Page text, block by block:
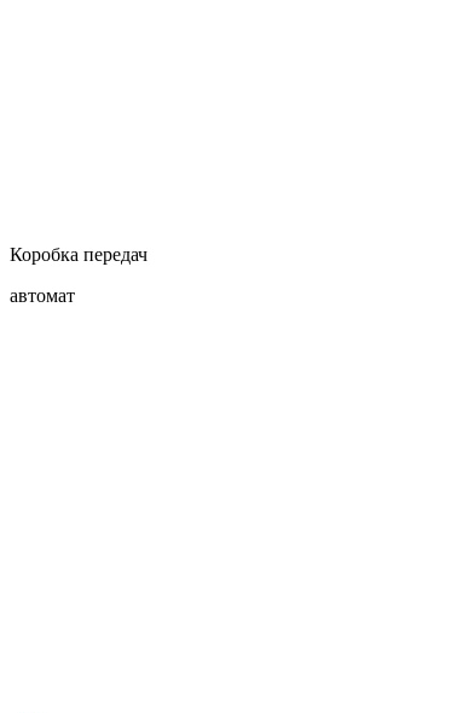
Коробка передач
автомат